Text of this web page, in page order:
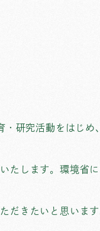
研究活動をはじ
たします。環境省
だきたいと思いま